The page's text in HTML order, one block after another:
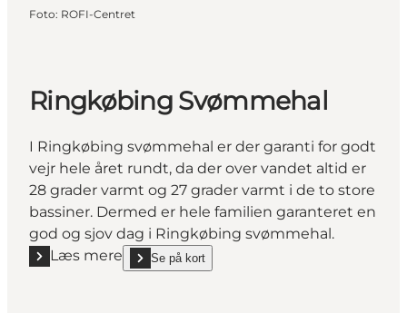
Foto: ROFI-Centret
Ringkøbing Svømmehal
I Ringkøbing svømmehal er der garanti for godt
vejr hele året rundt, da der over vandet altid er
28 grader varmt og 27 grader varmt i de to store
bassiner. Dermed er hele familien garanteret en
god og sjov dag i Ringkøbing svømmehal.
Læs mere
Læs mere "Ringkøbing Svømmehal"
Se på kort
show Ringkøbing Svømmehal on_map